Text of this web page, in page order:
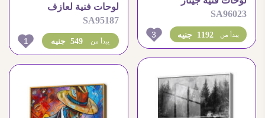
وساكسفون بتصميم
مودرن تجريدي
SA96023
1192 جنيه يبدأ من 3
لوحات فنية لعازف
الساكسفون بلمسة فنية
مميزة
SA95187
549 جنيه يبدأ من 1